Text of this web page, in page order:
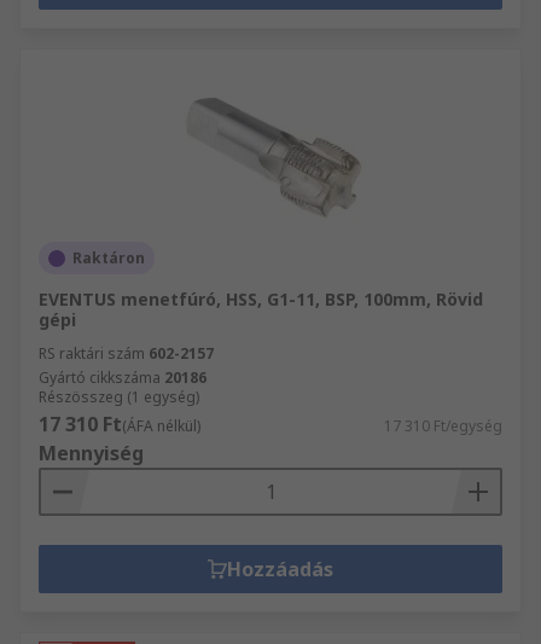
Raktáron
EVENTUS menetfúró, HSS, G1-11, BSP, 100mm, Rövid
gépi
RS raktári szám 602-2157
Gyártó cikkszáma 20186
Részösszeg (1 egység)
17 310 Ft(ÁFA nélkül) 17 310 Ft/egység
Mennyiség
Hozzáadás